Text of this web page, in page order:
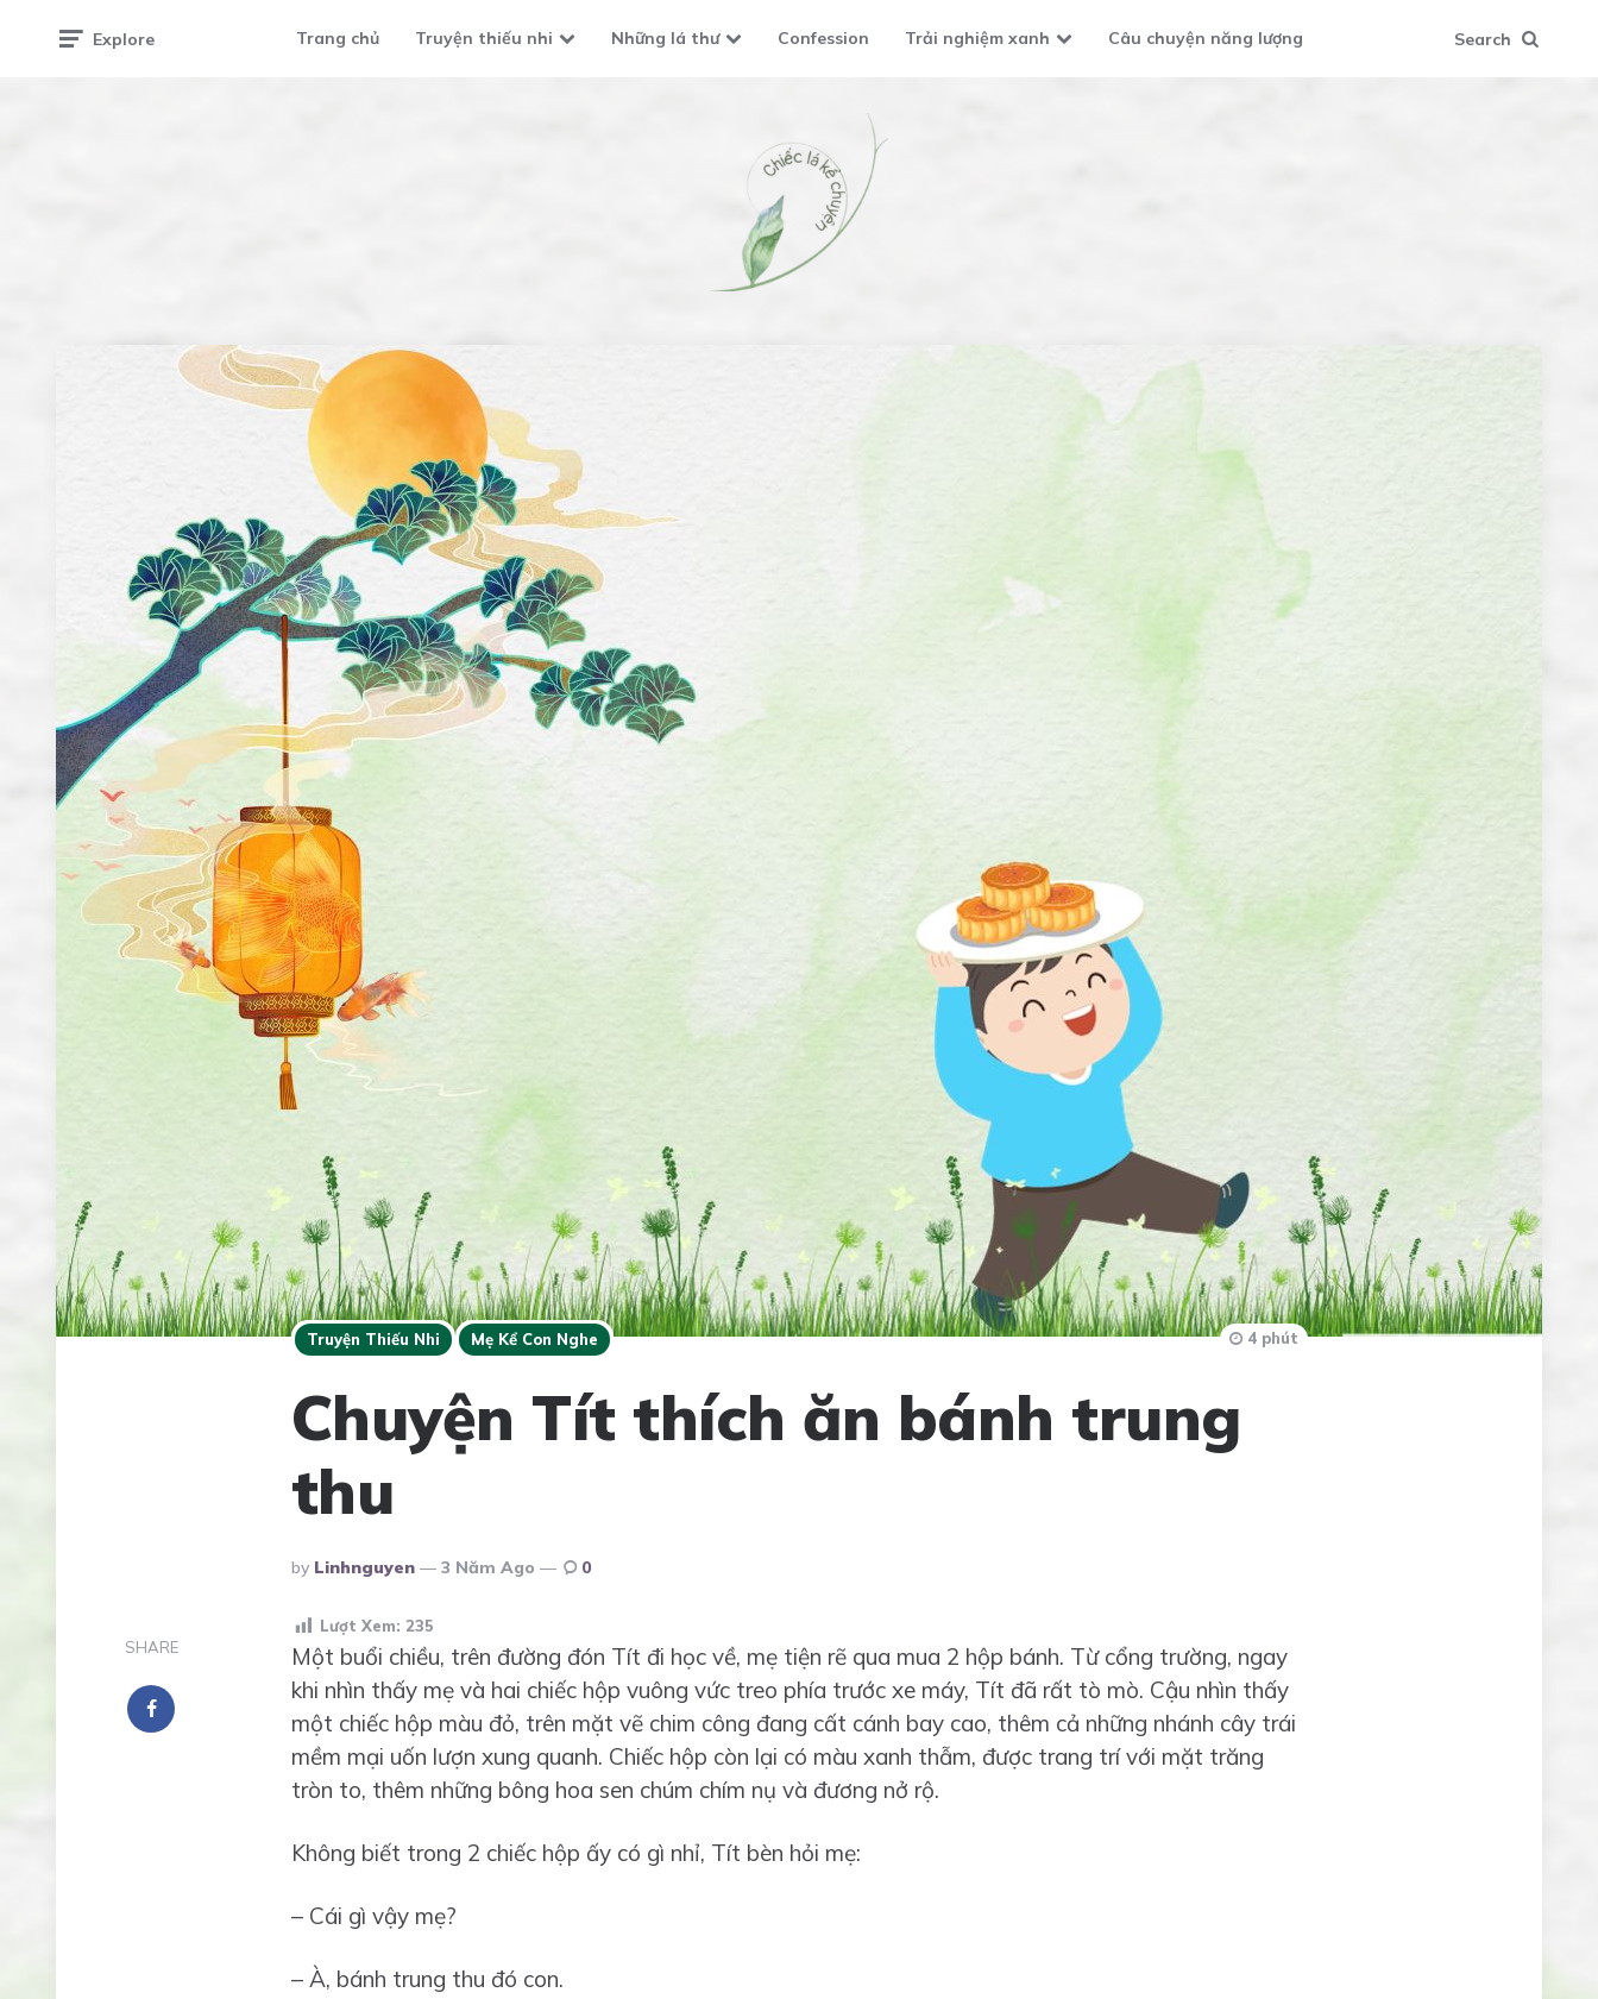
Explore Trang chủ Truyện thiếu nhi Những lá thư Confession Trải nghiệm xanh Câu chuyện năng lượng Search
Truyện Thiếu Nhi Mẹ Kể Con Nghe
Chuyện Tít thích ăn bánh trung
thu
Posted
By
By Linhnguyen 3 Năm Ago 0
4 phút
SHARE
Lượt Xem: 235
Một buổi chiều, trên đường đón Tít đi học về, mẹ tiện rẽ qua mua 2 hộp bánh. Từ cổng trường, ngay
khi nhìn thấy mẹ và hai chiếc hộp vuông vức treo phía trước xe máy, Tít đã rất tò mò. Cậu nhìn thấy
một chiếc hộp màu đỏ, trên mặt vẽ chim công đang cất cánh bay cao, thêm cả những nhánh cây trái
mềm mại uốn lượn xung quanh. Chiếc hộp còn lại có màu xanh thẫm, được trang trí với mặt trăng
tròn to, thêm những bông hoa sen chúm chím nụ và đương nở rộ.
Không biết trong 2 chiếc hộp ấy có gì nhỉ, Tít bèn hỏi mẹ:
– Cái gì vậy mẹ?
– À, bánh trung thu đó con.